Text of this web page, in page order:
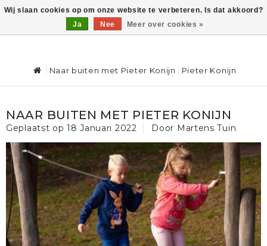
0
Naar buiten met Pieter Konijn Pieter Konijn
NAAR BUITEN MET PIETER KONIJN
Geplaatst op18 Januari 2022 Door Martens Tuin
Wij slaan cookies op om onze website te verbeteren. Is dat akkoord?
Ja
Nee Meer over cookies »